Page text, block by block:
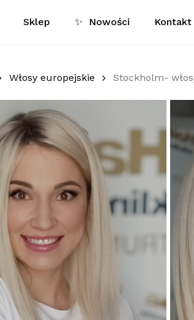
wyszukać lub ESC aby zamknąć.
Sklep ✨ Nowości Kontakt
Włosy europejskie Stockholm-